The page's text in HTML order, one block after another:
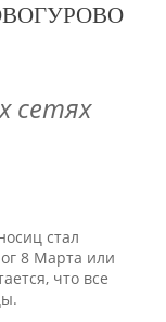
сетях
стал
8 Марта или
что все